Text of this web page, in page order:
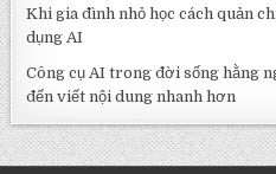
Khi gia đình nhỏ học cách quản
dụng AI
Công cụ AI trong đời sống hằng
đến viết nội dung nhanh hơn